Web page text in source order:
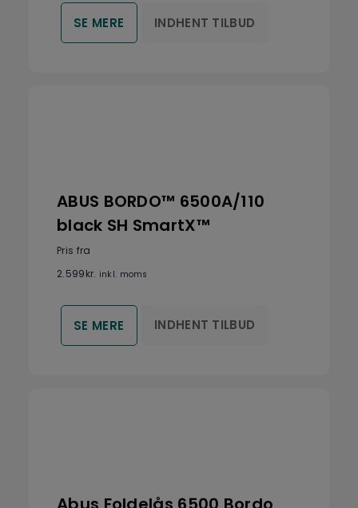
SE MERE INDHENT TILBUD
ABUS BORDO™ 6500A/110
black SH SmartX™
Pris fra
2.599kr. inkl. moms
SE MERE INDHENT TILBUD